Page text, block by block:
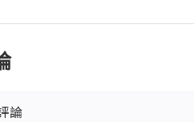
論